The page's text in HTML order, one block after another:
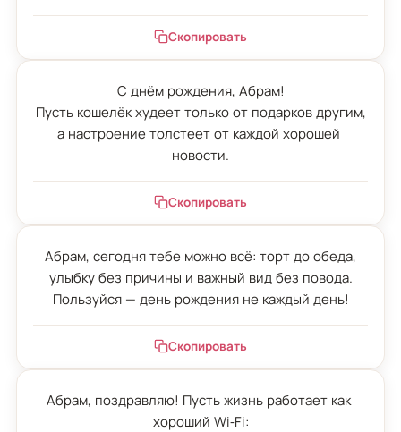
Скопировать
С днём рождения, Абрам!
Пусть кошелёк худеет только от подарков другим,
а настроение толстеет от каждой хорошей
новости.
Скопировать
Абрам, сегодня тебе можно всё: торт до обеда,
улыбку без причины и важный вид без повода.
Пользуйся — день рождения не каждый день!
Скопировать
Абрам, поздравляю! Пусть жизнь работает как
хороший Wi‑Fi: